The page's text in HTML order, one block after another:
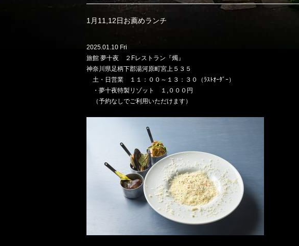
雲
荘
り
1月11,12日お薦めランチ
2025.01.10 Fri
旅館 夢十夜 ２Fレストラン『燭』
神奈川県足柄下郡湯河原町宮上５３５
土・日営業 １１：００～１３：３０（ﾗｽﾄｵｰﾀﾞｰ）
・夢十夜特製リゾット １,０００円
（予約なしでご利用いただけます）